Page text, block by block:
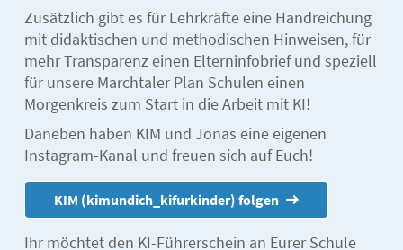
Zusätzlich gibt es für Lehrkräfte eine Handreichung
mit didaktischen und methodischen Hinweisen, für
mehr Transparenz einen Elterninfobrief und speziell
für unsere Marchtaler Plan Schulen einen
Morgenkreis zum Start in die Arbeit mit KI!
Daneben haben KIM und Jonas eine eigenen
Instagram-Kanal und freuen sich auf Euch!
KIM (kimundich_kifurkinder) folgen
Ihr möchtet den KI-Führerschein an Eurer Schule